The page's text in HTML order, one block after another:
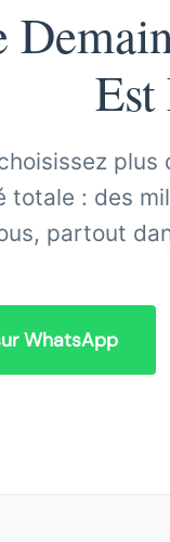
: des
partout
WhatsApp